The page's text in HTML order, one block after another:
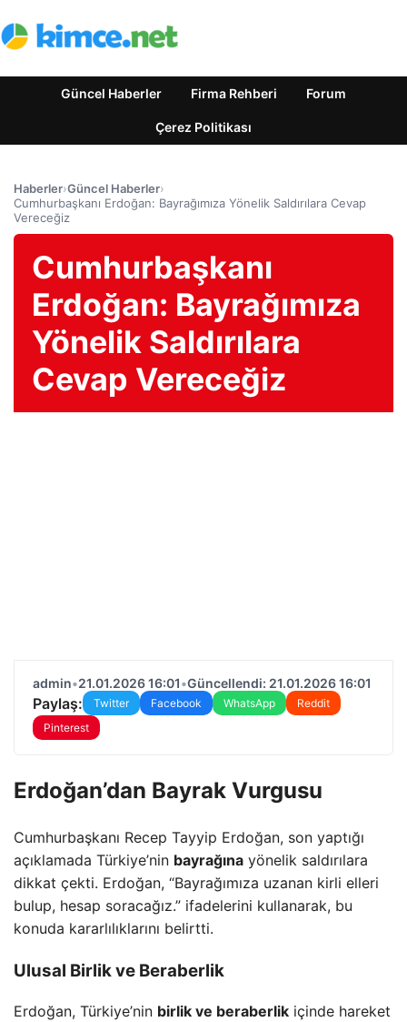
Güncel Haberler Firma Rehberi Forum
Çerez Politikası
Haberler›Güncel Haberler›
Cumhurbaşkanı Erdoğan: Bayrağımıza Yönelik Saldırılara Cevap
Vereceğiz
Cumhurbaşkanı
Erdoğan: Bayrağımıza
Yönelik Saldırılara
Cevap Vereceğiz
admin•21.01.2026 16:01•Güncellendi: 21.01.2026 16:01
Paylaş: Twitter Facebook WhatsApp
Reddit
Pinterest
Erdoğan’dan Bayrak Vurgusu
Cumhurbaşkanı Recep Tayyip Erdoğan, son yaptığı
açıklamada Türkiye’nin bayrağına yönelik saldırılara
dikkat çekti. Erdoğan, “Bayrağımıza uzanan kirli elleri
bulup, hesap soracağız.” ifadelerini kullanarak, bu
konuda kararlılıklarını belirtti.
Ulusal Birlik ve Beraberlik
Erdoğan, Türkiye’nin birlik ve beraberlik içinde hareket